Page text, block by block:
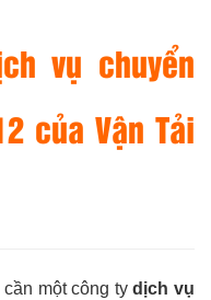
vụ chuyển
của Vận Tải
cần một công tydịch vụ